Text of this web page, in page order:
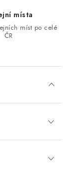
místa
míst po celé
ČR